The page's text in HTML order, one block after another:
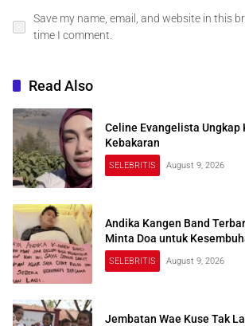
Save my name, email, and website in this
time I comment.
Read Also
Celine Evangelista Ungkap
Kebakaran
SELEBRITIS August 9, 2026
Andika Kangen Band
Minta Doa untuk
SELEBRITIS August 9, 2026
Jembatan Wae Kuse Tak